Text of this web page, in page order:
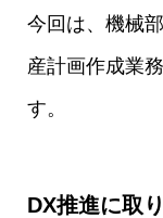
今回は、機械
産計画作成業
す。
DX推進に取